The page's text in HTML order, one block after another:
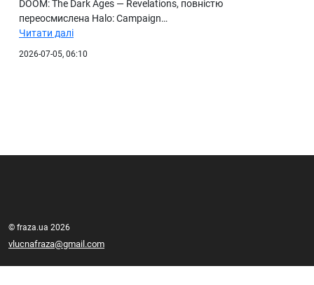
DOOM: The Dark Ages — Revelations, повністю
переосмислена Halo: Campaign…
Читати далі
2026-07-05, 06:10
© fraza.ua 2026
vlucnafraza@gmail.com